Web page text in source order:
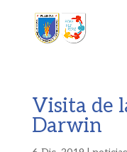
Visita de
Darwin